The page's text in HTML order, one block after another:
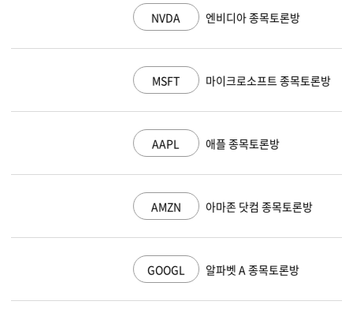
엔비디아 종목토론방
마이크로소프트 종목토론방
애플 종목토론방
아마존 닷컴 종목토론방
알파벳 A 종목토론방